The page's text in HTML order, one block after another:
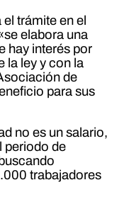
trámite en el
elabora una
hay interés por
la ley y con la
de
para sus
no es un salario,
periodo de
trabajadores